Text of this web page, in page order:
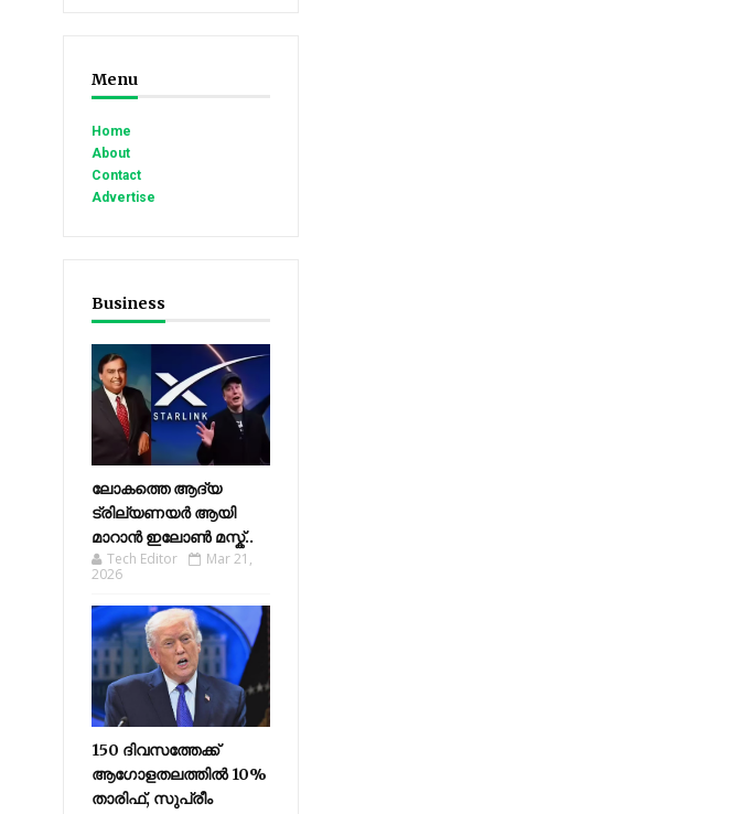
Menu
Home
About
Contact
Advertise
Business
ലോകത്തെ ആദ്യ
ട്രില്യണയർ ആയി
മാറാൻ ഇലോൺ മസ്ക്..
Tech Editor
Mar 21,
2026
150 ദിവസത്തേക്ക്
ആഗോളതലത്തിൽ 10%
താരിഫ്, സുപ്രീം